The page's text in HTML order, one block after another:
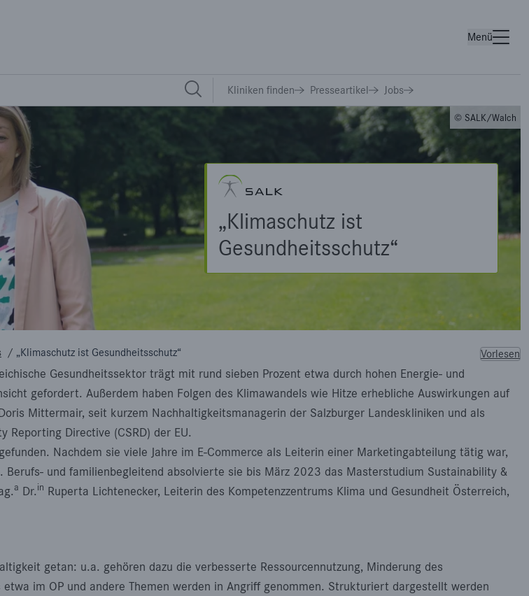
Menü
Wichtige Links
Kliniken finden Presseartikel Jobs
© SALK/Walch
„Klimaschutz ist
Gesundheitsschutz“
/ „Klimaschutz ist Gesundheitsschutz“ Vorlesen
Gesundheitssektor trägt mit rund sieben Prozent etwa durch hohen Energie- und
gefordert. Außerdem haben Folgen des Klimawandels wie Hitze erhebliche Auswirkungen auf
Mittermair, seit kurzem Nachhaltigkeitsmanagerin der Salzburger Landeskliniken und als
Directive (CSRD) der EU.
Nachdem sie viele Jahre im E-Commerce als Leiterin einer Marketingabteilung tätig war,
und familienbegleitend absolvierte sie bis März 2023 das Masterstudium Sustainability &
a Dr. in Ruperta Lichtenecker, Leiterin des Kompetenzzentrums Klima und Gesundheit Österreich,
getan: u.a. gehören dazu die verbesserte Ressourcennutzung, Minderung des
etwa im OP und andere Themen werden in Angriff genommen. Strukturiert dargestellt werden